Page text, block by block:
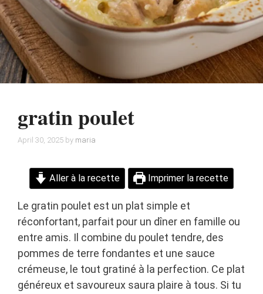
gratin poulet
April 30, 2025 by maria
Aller à la recette Imprimer la recette
Le gratin poulet est un plat simple et
réconfortant, parfait pour un dîner en famille ou
entre amis. Il combine du poulet tendre, des
pommes de terre fondantes et une sauce
crémeuse, le tout gratiné à la perfection. Ce plat
généreux et savoureux saura plaire à tous. Si tu